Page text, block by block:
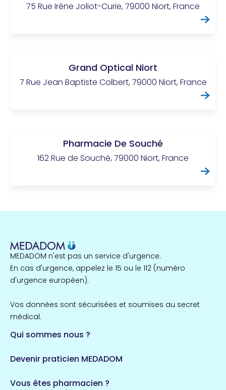
75 Rue Irène Joliot-Curie, 79000 Niort, France
Grand Optical Niort
7 Rue Jean Baptiste Colbert, 79000 Niort, France
Pharmacie De Souché
162 Rue de Souché, 79000 Niort, France
MEDADOM n'est pas un service d'urgence.
En cas d'urgence, appelez le 15 ou le 112 (numéro
d'urgence européen).
Vos données sont sécurisées et soumises au secret
médical.
Qui sommes nous ?
Devenir praticien MEDADOM
Vous êtes pharmacien ?